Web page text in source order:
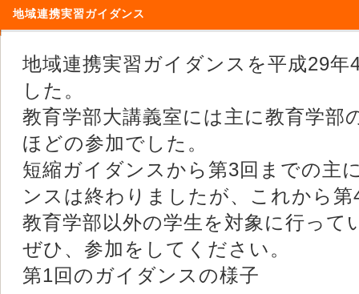
地域連携実習ガイダンス
地域連携実習ガイダンスを平成29年
した。
教育学部大講義室には主に教育学部
ほどの参加でした。
短縮ガイダンスから第3回までの主
ンスは終わりましたが、これから第
教育学部以外の学生を対象に行って
ぜひ、参加をしてください。
第1回のガイダンスの様子